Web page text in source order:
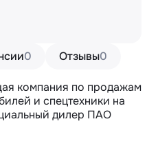
0 Отзывы0
компания по продажам
и спецтехники на
дилер ПАО